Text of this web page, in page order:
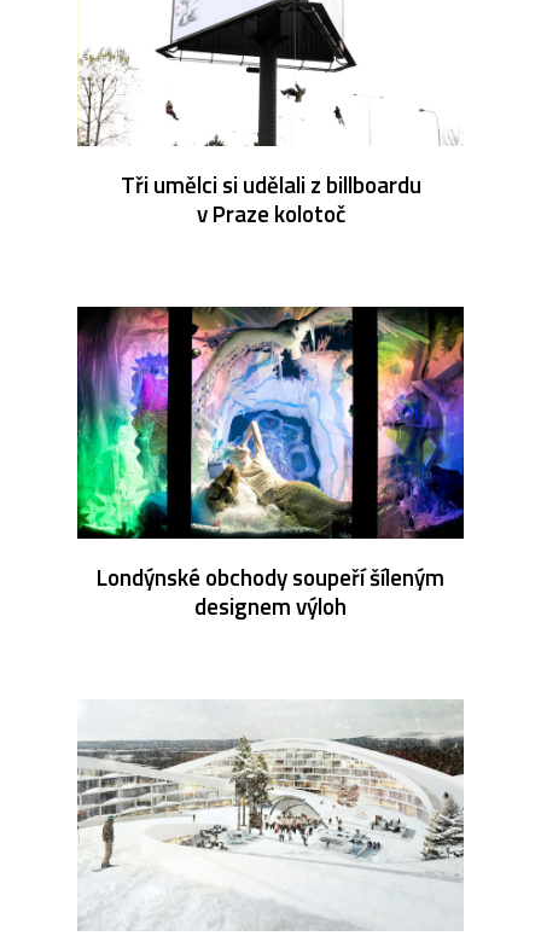
Tři umělci si udělali z billboardu
v Praze kolotoč
Londýnské obchody soupeří šíleným
designem výloh